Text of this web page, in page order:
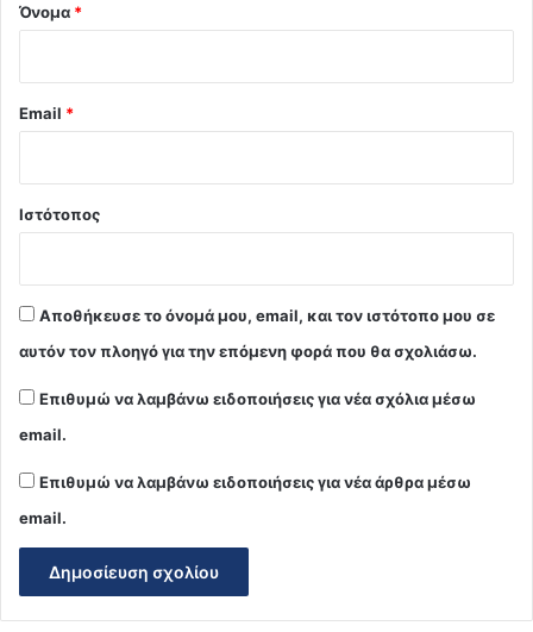
Όνομα *
Email *
Ιστότοπος
Αποθήκευσε το όνομά μου, email, και τον ιστότοπο μου σε
αυτόν τον πλοηγό για την επόμενη φορά που θα σχολιάσω.
Επιθυμώ να λαμβάνω ειδοποιήσεις για νέα σχόλια μέσω
email.
Επιθυμώ να λαμβάνω ειδοποιήσεις για νέα άρθρα μέσω
email.